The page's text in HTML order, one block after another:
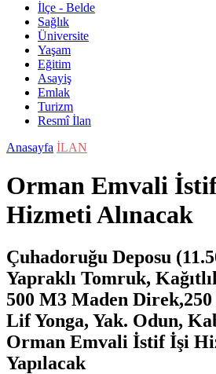
İlçe - Belde
Sağlık
Üniversite
Yaşam
Eğitim
Asayiş
Emlak
Turizm
Resmî İlan
Anasayfa İLAN
Orman Emvali
Hizmeti Alınacak
Çuhadoruğu Deposu
Yapraklı Tomruk,
500 M3 Maden
Lif Yonga, Yak. Odun,
Orman Emvali İstif İşi
Yapılacak